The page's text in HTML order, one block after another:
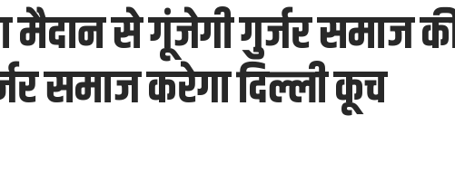
मैदान से गूंजेगी गुर्जर समाज
समाज करेगा दिल्ली कूच